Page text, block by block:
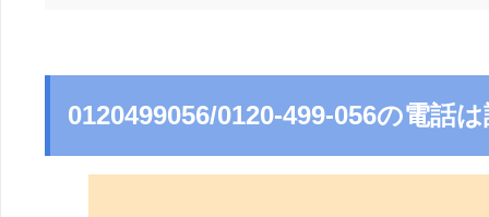
0120499056/0120-499-056の電話